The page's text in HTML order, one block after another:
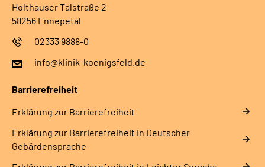
Holthauser Talstraße 2
58256 Ennepetal
02333 9888-0
info@klinik-koenigsfeld.de
Barrierefreiheit
Erklärung zur Barrierefreiheit
Erklärung zur Barrierefreiheit in Deutscher
Gebärdensprache